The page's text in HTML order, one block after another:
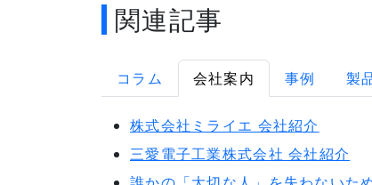
関連記事
コラム 会社案内 事例 製
株式会社ミライエ 会社紹介
三愛電子工業株式会社 会社紹介